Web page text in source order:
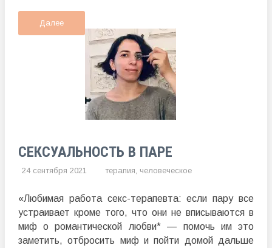
Далее
СЕКСУАЛЬНОСТЬ В ПАРЕ
24 сентября 2021 терапия, человеческое
«Любимая работа секс-терапевта: если пару все
устраивает кроме того, что они не вписываются в
миф о романтической любви* — помочь им это
заметить, отбросить миф и пойти домой дальше